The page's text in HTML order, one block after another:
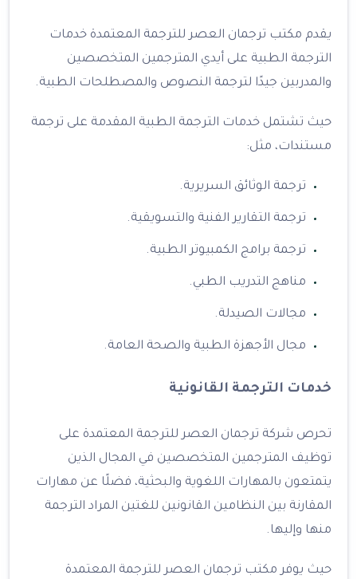
يقدم مكتب ترجمان العصر للترجمة المعتمدة خدمات
الترجمة الطبية على أيدي المترجمين المتخصصين
والمدربين جيدًا لترجمة النصوص والمصطلحات الطبية.
حيث تشتمل خدمات الترجمة الطبية المقدمة على ترجمة
مستندات، مثل:
ترجمة الوثائق السريرية.
ترجمة التقارير الفنية والتسويقية.
ترجمة برامج الكمبيوتر الطبية.
مناهج التدريب الطبي.
مجالات الصيدلة.
مجال الأجهزة الطبية والصحة العامة.
خدمات الترجمة القانونية
تحرص شركة ترجمان العصر للترجمة المعتمدة على
توظيف المترجمين المتخصصين في المجال الذين
يتمتعون بالمهارات اللغوية والبحثية، فضلًا عن مهارات
المقارنة بين النظامين القانونين للغتين المراد الترجمة
منها وإليها.
حيث يوفر مكتب ترجمان العصر للترجمة المعتمدة